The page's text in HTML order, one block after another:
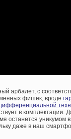
арбалет, с
фишек, вроде
в
останется уникумом
даже в наш